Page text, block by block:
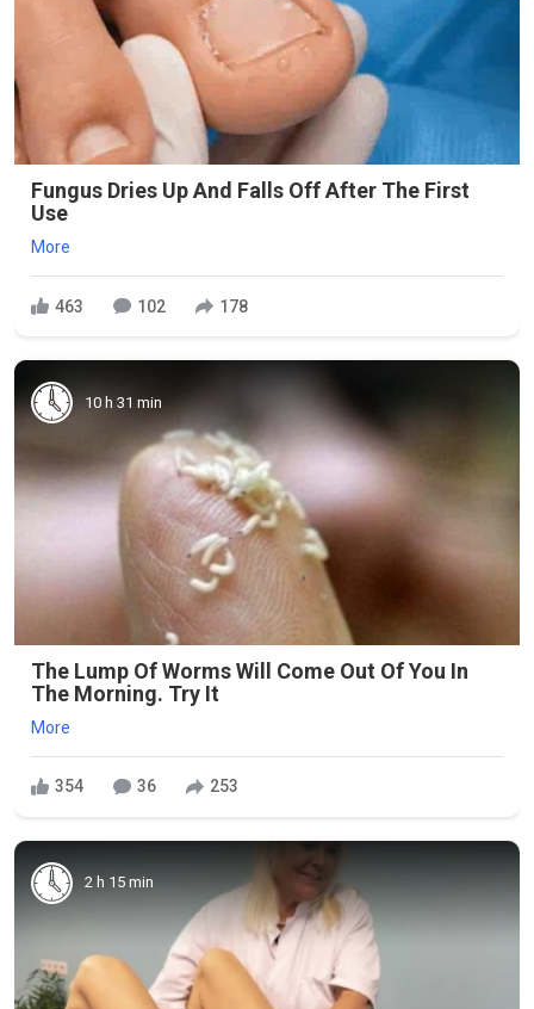
Fungus Dries Up And Falls Off After The First
Use
More
463 102 178
10 h 31 min
The Lump Of Worms Will Come Out Of You In
The Morning. Try It
More
354 36 253
2 h 15 min